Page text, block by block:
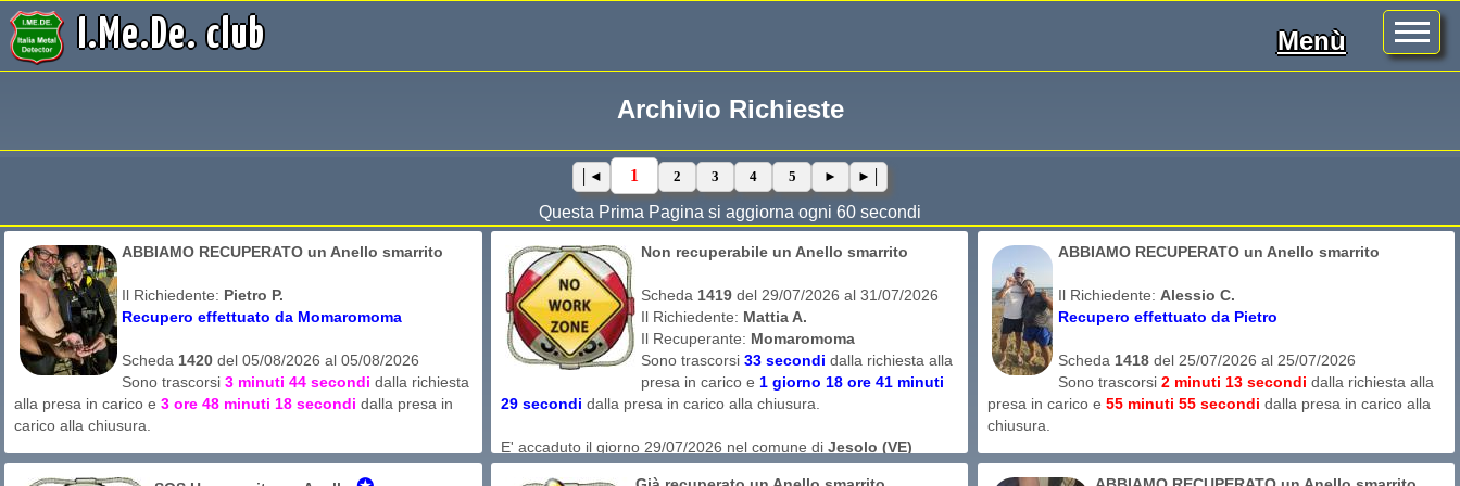
I.Me.De. club Menù
Archivio Richieste
1 2 3 4 5
Questa Prima Pagina si aggiorna ogni 60 secondi
ABBIAMO RECUPERATO un Anello smarrito
Il Richiedente: Pietro P.
Recupero effettuato da Momaromoma
Scheda 1420del 05/08/2026 al 05/08/2026
Sono trascorsi 3 minuti 44 secondi dalla richiesta
alla presa in carico e3 ore 48 minuti 18 secondidalla presa in
carico alla chiusura.
Lo smarrimento è accaduto il giorno 05/08/2026 nel comune di
Non recuperabile un Anello smarrito
Scheda 1419del 29/07/2026 al 31/07/2026
Il Richiedente: Mattia A.
Il Recuperante: Momaromoma
Sono trascorsi 33 secondi dalla richiesta alla
presa in carico e 1 giorno 18 ore 41 minuti
29 secondidalla presa in carico alla chiusura.
E' accaduto il giorno 29/07/2026 nel comune diJesolo (VE)
probabilmente intorno alle ore 14:30
ABBIAMO RECUPERATO un Anello smarrito
Il Richiedente: Alessio C.
Recupero effettuato da Pietro
Scheda 1418del 25/07/2026 al 25/07/2026
Sono trascorsi 2 minuti 13 secondi dalla richiesta alla
presa in carico e 55 minuti 55 secondi dalla presa in carico alla
chiusura.
Lo smarrimento è accaduto il giorno 25/07/2026 nel comune di